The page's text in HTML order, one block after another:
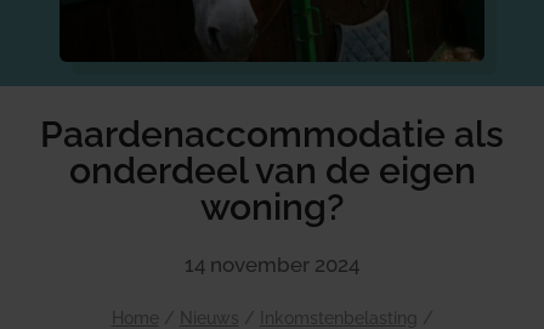
Paardenaccommodatie als
onderdeel van de eigen
woning?
14 november 2024
Home / Nieuws / Inkomstenbelasting /